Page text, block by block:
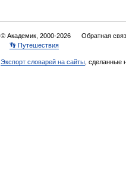
© Академик, 2000-2026 Обратная
👣 Путешествия
Экспорт словарей на сайты , сделанные